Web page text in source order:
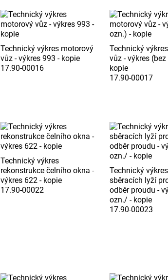
Technický výkres motorový
vůz - výkres 993 - kopie
17.90-00016
Technický
vůz - výkres
kopie
17.90-00017
Technický výkres
rekonstrukce čelního okna -
výkres 622 - kopie
17.90-00022
Technický
sběracích lyží
odběr proudu -
ozn./ - kopie
17.90-00023